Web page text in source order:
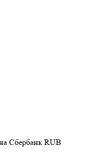
Сбербанк RUB